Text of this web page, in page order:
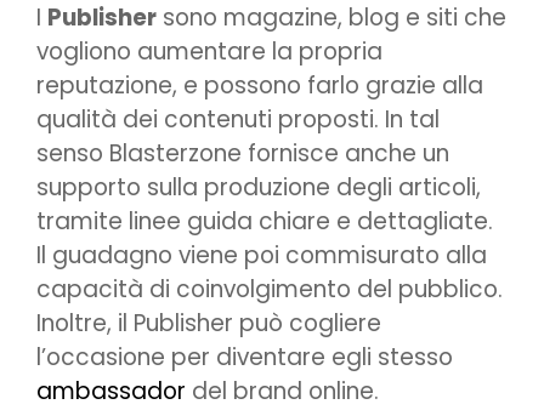
I Publisher sono magazine, blog e siti che
vogliono aumentare la propria
reputazione, e possono farlo grazie alla
qualità dei contenuti proposti. In tal
senso Blasterzone fornisce anche un
supporto sulla produzione degli articoli,
tramite linee guida chiare e dettagliate.
Il guadagno viene poi commisurato alla
capacità di coinvolgimento del pubblico.
Inoltre, il Publisher può cogliere
l’occasione per diventare egli stesso
ambassador del brand online.